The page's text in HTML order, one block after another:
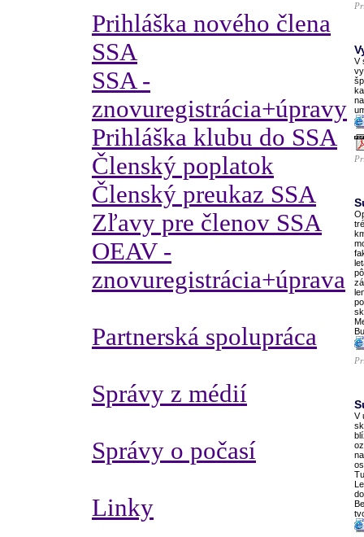
Prihláška nového člena
SSA
SSA -
znovuregistrácia+úpravy
Prihláška klubu do SSA
Členský poplatok
Členský preukaz SSA
Zľavy pre členov SSA
OEAV -
znovuregistrácia+úprava
Partnerská spolupráca
Správy z médií
Správy o počasí
Linky
V
V